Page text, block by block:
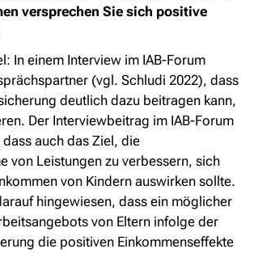
versprechen Sie sich positive
In einem Interview im IAB-Forum
(vgl. Schludi 2022), dass
deutlich dazu beitragen kann,
Der Interviewbeitrag im IAB-Forum
auch das Ziel, die
von Leistungen zu verbessern, sich
von Kindern auswirken sollte.
hingewiesen, dass ein möglicher
von Eltern infolge der
die positiven Einkommenseffekte